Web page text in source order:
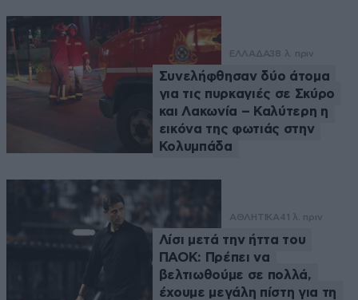
ΕΛΛΑΔΑ38 λ. πριν
Συνελήφθησαν δύο άτομα
για τις πυρκαγιές σε Σκύρο
και Λακωνία – Καλύτερη η
εικόνα της φωτιάς στην
Κολυμπάδα
ΑΘΛΗΤΙΚΑ41 λ. πριν
Λίσι μετά την ήττα του
ΠΑΟΚ: Πρέπει να
βελτιωθούμε σε πολλά,
έχουμε μεγάλη πίστη για τη